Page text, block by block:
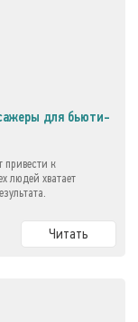
для бьюти-
привести к
людей хватает
Читать